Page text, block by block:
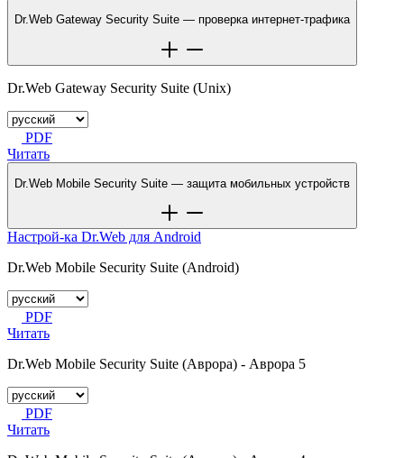
Dr.Web Gateway Security Suite — проверка интернет-трафика
Dr.Web Gateway Security Suite (Unix)
PDF
Читать
Dr.Web Mobile Security Suite — защита мобильных устройств
Настрой-ка Dr.Web для Android
Dr.Web Mobile Security Suite (Android)
PDF
Читать
Dr.Web Mobile Security Suite (Аврора) - Аврора 5
PDF
Читать